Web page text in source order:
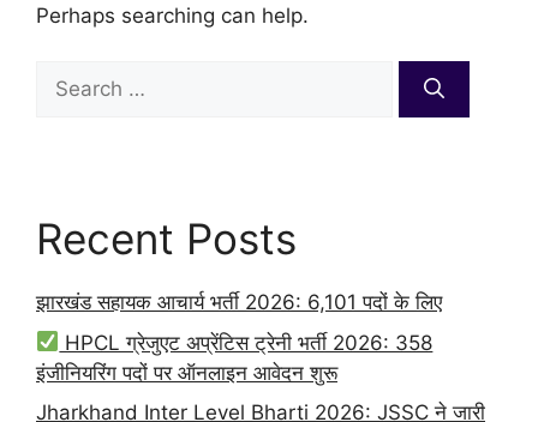
Perhaps searching can help.
Search
for:
Recent Posts
झारखंड सहायक आचार्य भर्ती 2026: 6,101 पदों के लिए
HPCL ग्रेजुएट अप्रेंटिस ट्रेनी भर्ती 2026: 358
इंजीनियरिंग पदों पर ऑनलाइन आवेदन शुरू
Jharkhand Inter Level Bharti 2026: JSSC ने जारी